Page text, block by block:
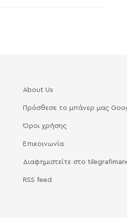
About Us
Πρόσθεσε το μπάνερ μας
Όροι χρήσης
Επικοινωνία
Διαφημιστείτε στο
RSS feed